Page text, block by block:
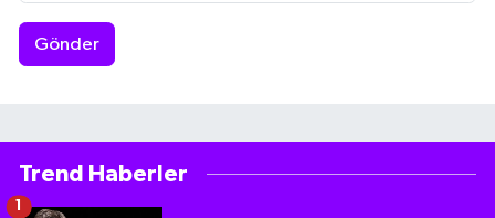
Gönder
Trend Haberler
1